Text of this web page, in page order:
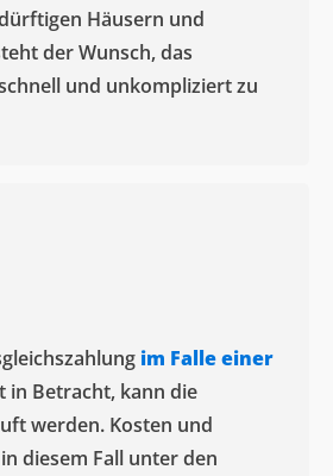
Häusern und
der Wunsch, das
und unkompliziert zu
im Falle einer
in Betracht, kann die
werden. Kosten und
diesem Fall unter den